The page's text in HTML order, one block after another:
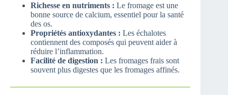
Richesse en nutriments : Le fromage est une
bonne source de calcium, essentiel pour la santé
des os.
Propriétés antioxydantes : Les échalotes
contiennent des composés qui peuvent aider à
réduire l’inflammation.
Facilité de digestion : Les fromages frais sont
souvent plus digestes que les fromages affinés.